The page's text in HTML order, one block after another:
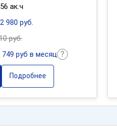
ак.ч
980 руб.
руб.
руб в месяц
Подробнее